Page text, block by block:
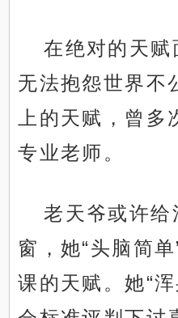
在绝对的天赋
无法抱怨世界不
上的天赋，曾
专业老师。
老天爷或许给
窗，她“头脑简
课的天赋。她“